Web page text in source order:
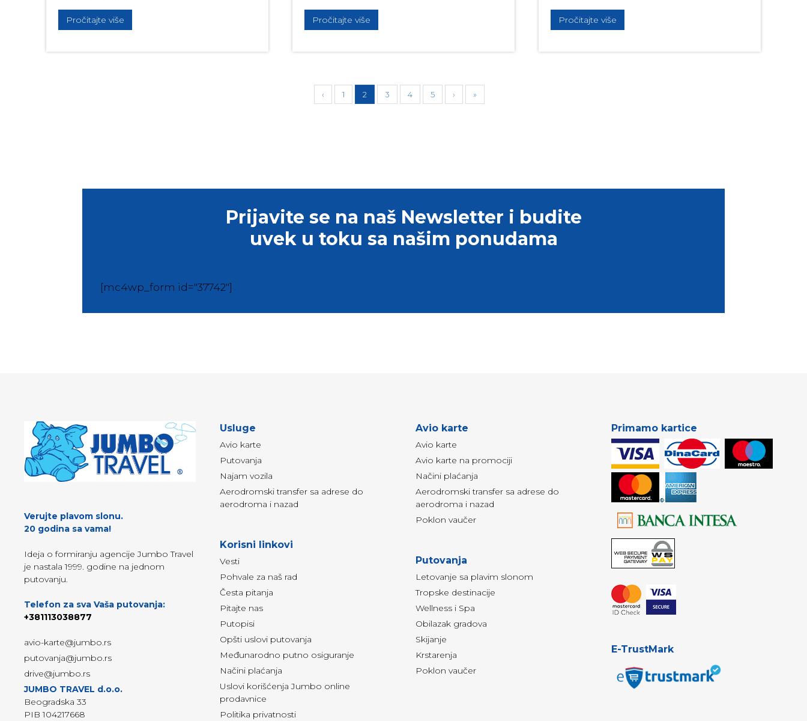
Pročitajte više Pročitajte više Pročitajte više
‹ 1 2 3 4 5 › »
Prijavite se na naš Newsletter i budite
uvek u toku sa našim ponudama
[mc4wp_form id="37742"]
Verujte plavom slonu.
20 godina sa vama!
Ideja o formiranju agencije Jumbo Travel
je nastala 1999. godine na jednom
putovanju.
Telefon za sva Vaša putovanja:
+381113038877
avio-karte@jumbo.rs
putovanja@jumbo.rs
drive@jumbo.rs
JUMBO TRAVEL d.o.o.
Beogradska 33
PIB 104217668
Usluge
Avio karte
Putovanja
Najam vozila
Aerodromski transfer sa adrese do
aerodroma i nazad
Korisni linkovi
Vesti
Pohvale za naš rad
Česta pitanja
Pitajte nas
Putopisi
Opšti uslovi putovanja
Međunarodno putno osiguranje
Načini plaćanja
Uslovi korišćenja Jumbo online
prodavnice
Politika privatnosti
Avio karte
Avio karte
Avio karte na promociji
Načini plaćanja
Aerodromski transfer sa adrese do
aerodroma i nazad
Poklon vaučer
Putovanja
Letovanje sa plavim slonom
Tropske destinacije
Wellness i Spa
Obilazak gradova
Skijanje
Krstarenja
Poklon vaučer
Primamo kartice
E-TrustMark